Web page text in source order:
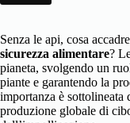
Senza le api, cosa
sicurezza alimentare?
pianeta, svolgendo un
piante e garantendo la
importanza è
produzione globale di